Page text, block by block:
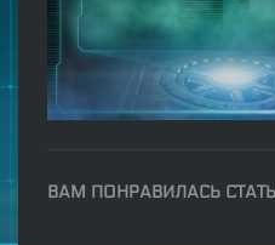
ВАМ ПОНРАВИЛАСЬ